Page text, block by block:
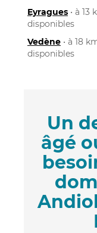
Eyragues • à
disponibles
Vedène • à 18
disponibles
Un
âgé